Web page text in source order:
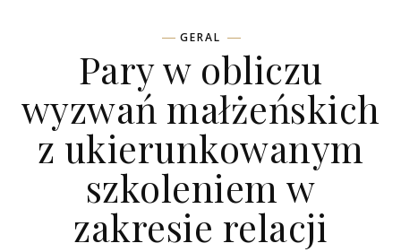
GERAL
Pary w obliczu
wyzwań małżeńskich
z ukierunkowanym
szkoleniem w
zakresie relacji